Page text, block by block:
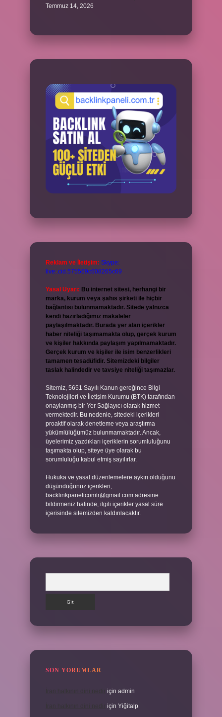
Temmuz 14, 2026
Reklam ve İletişim: Skype:
live:.cid.575569c608265c69
Yasal Uyarı: Bu internet sitesi, herhangi bir
marka, kurum veya şahıs şirketi ile hiçbir
bağlantısı bulunmamaktadır. Sitede yalnızca
kendi hazırladığımız makaleler
paylaşılmaktadır. Burada yer alan içerikler
haber niteliği taşımamakta olup, gerçek kurum
ve kişiler hakkında paylaşım yapılmamaktadır.
Gerçek kurum ve kişiler ile isim benzerlikleri
tamamen tesadüfidir. Sitemizdeki bilgiler
taslak halindedir ve tavsiye niteliği taşımazlar.
Sitemiz, 5651 Sayılı Kanun gereğince Bilgi
Teknolojileri ve İletişim Kurumu (BTK) tarafından
onaylanmış bir Yer Sağlayıcı olarak hizmet
vermektedir. Bu nedenle, sitedeki içerikleri
proaktif olarak denetleme veya araştırma
yükümlülüğümüz bulunmamaktadır. Ancak,
üyelerimiz yazdıkları içeriklerin sorumluluğunu
taşımakta olup, siteye üye olarak bu
sorumluluğu kabul etmiş sayılırlar.
Hukuka ve yasal düzenlemelere aykırı olduğunu
düşündüğünüz içerikleri,
backlinkpanelicomtr@gmail.com adresine
bildirmeniz halinde, ilgili içerikler yasal süre
içerisinde sitemizden kaldırılacaktır.
SON YORUMLAR
için admin
için Yiğitalp